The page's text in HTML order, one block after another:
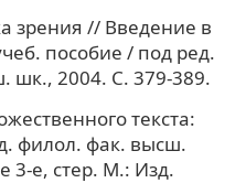
зрения // Введение в
пособие / под ред.
2004. С. 379-389.
текста:
филол. фак. высш.
3-е, стер. М.: Изд.